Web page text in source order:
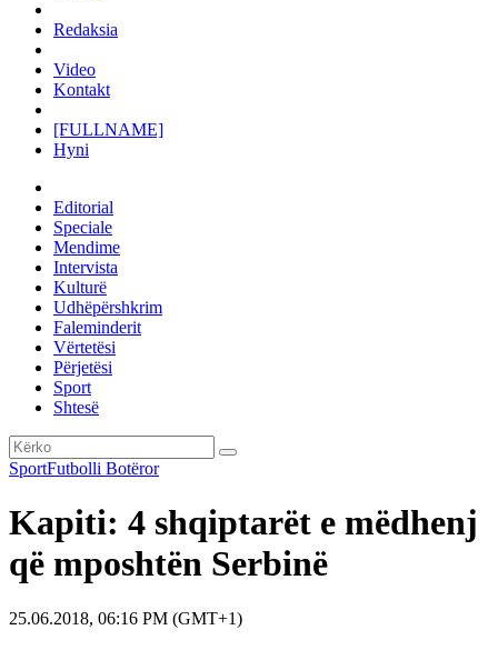
Redaksia
Video
Kontakt
[FULLNAME]
Hyni
Editorial
Speciale
Mendime
Intervista
Kulturë
Udhëpërshkrim
Faleminderit
Vërtetësi
Përjetësi
Sport
Shtesë
SportFutbolli Botëror
Kapiti: 4 shqiptarët e mëdhenj
që mposhtën Serbinë
25.06.2018, 06:16 PM (GMT+1)